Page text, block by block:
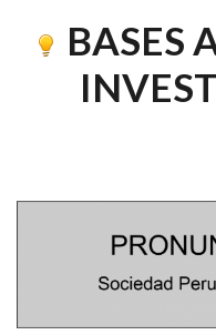
BASES